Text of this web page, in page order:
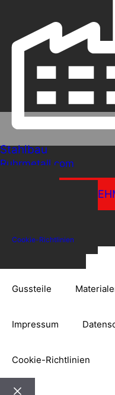
Stahlbau
Ruhrmetall.com
KONTAKT
Cookie-Richtlinien
Gussteile
Impressum
Cookie-Richtlinien